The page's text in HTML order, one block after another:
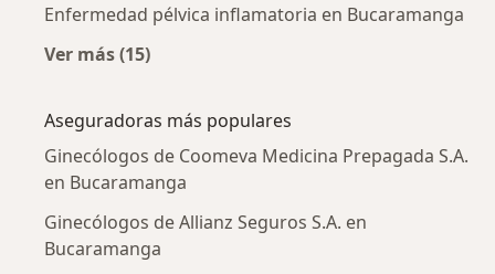
Enfermedad pélvica inflamatoria en Bucaramanga
Ver más (15)
Aseguradoras más populares
Ginecólogos de Coomeva Medicina Prepagada S.A.
en Bucaramanga
Ginecólogos de Allianz Seguros S.A. en
Bucaramanga